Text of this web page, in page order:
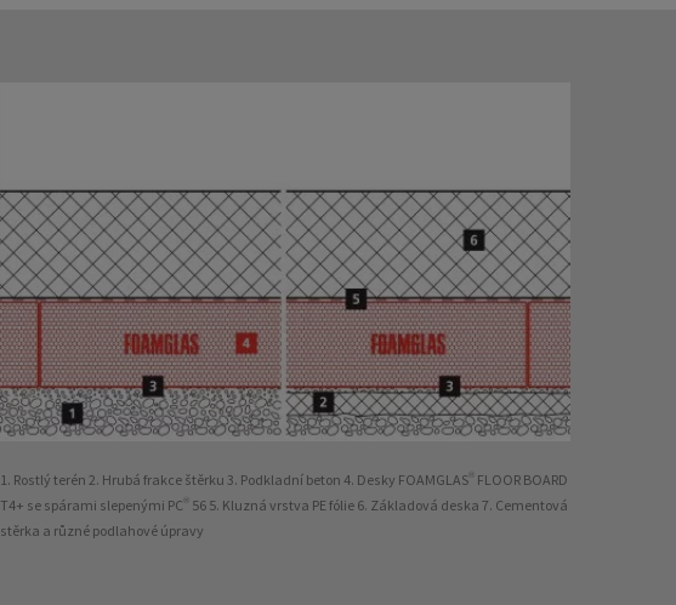
1. Rostlý terén 2. Hrubá frakce štěrku 3. Podkladní beton 4. Desky FOAMGLAS® FLOOR BOARD
T4+ se spárami slepenými PC® 56 5. Kluzná vrstva PE fólie 6. Základová deska 7. Cementová
stěrka a různé podlahové úpravy